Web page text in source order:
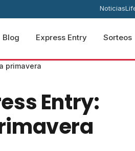
Noticias
Blog Express Entry Sorteos
primavera
Entry: